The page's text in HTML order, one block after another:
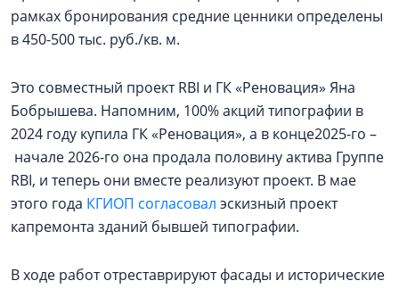
рамках бронирования средние ценники определены
в 450-500 тыс. руб./кв. м.
Это совместный проект RBI и ГК «Реновация» Яна
Бобрышева. Напомним, 100% акций типографии в
2024 году купила ГК «Реновация», а в конце2025-го –
начале 2026-го она продала половину актива Группе
RBI, и теперь они вместе реализуют проект. В мае
этого года КГИОП согласовал эскизный проект
капремонта зданий бывшей типографии.
В ходе работ отреставрируют фасады и исторические